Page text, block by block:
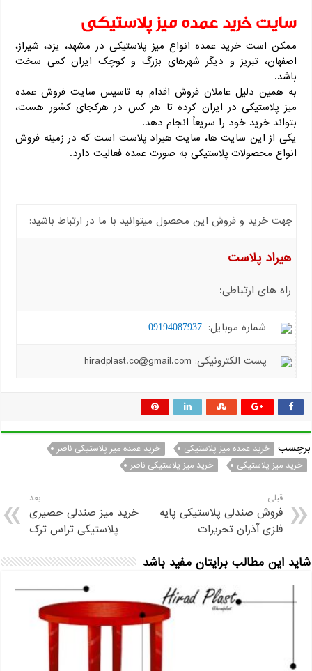
سایت خرید عمده میز پلاستیکی
ممکن است خرید عمده انواع میز پلاستیکی در مشهد، یزد، شیراز،
اصفهان، تبریز و دیگر شهرهای بزرگ و کوچک ایران کمی سخت
باشد.
به همین دلیل عاملان فروش اقدام به تاسیس سایت فروش عمده
میز پلاستیکی در ایران کرده تا هر کس در هرکجای کشور هست،
بتواند خرید خود را سریعاً انجام دهد.
یکی از این سایت ها، سایت هیراد پلاست است که در زمینه فروش
انواع محصولات پلاستیکی به صورت عمده فعالیت دارد.
جهت خرید و فروش این محصول میتوانید با ما در ارتباط باشید:
هیراد پلاست
راه های ارتباطی:
شماره موبایل: 09194087937
پست الکترونیکی: hiradplast.co@gmail.com
برچسب خرید عمده میز پلاستیکی
خرید عمده میز پلاستیکی ناصر
خرید میز پلاستیکی
خرید میز پلاستیکی ناصر
قبلی
فروش صندلی پلاستیکی پایه
فلزی آذران تحریرات
بعد
خرید میز صندلی حصیری
پلاستیکی تراس ترک
شاید این مطالب برایتان مفید باشد